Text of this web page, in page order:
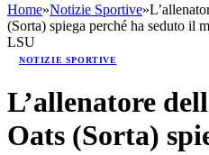
Home»Notizie Sportive»
(Sorta) spiega perché ha seduto il
LSU
NOTIZIE SPORTIVE
L’allenatore
Oats (Sorta)